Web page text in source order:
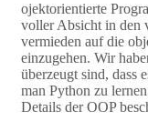
ojektorientierte
voller Absicht in den
vermieden auf die
einzugehen. Wir
überzeugt sind, dass
man Python zu
Details der OOP